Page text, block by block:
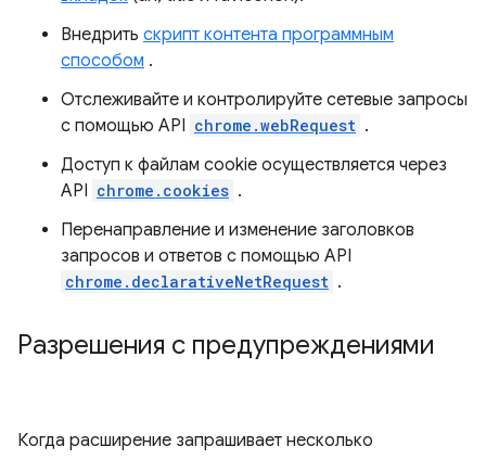
Внедрить скрипт контента программным
способом .
Отслеживайте и контролируйте сетевые запросы
с помощью API chrome.webRequest .
Доступ к файлам cookie осуществляется через
API chrome.cookies .
Перенаправление и изменение заголовков
запросов и ответов с помощью API
chrome.declarativeNetRequest .
Разрешения с предупреждениями
Когда расширение запрашивает несколько